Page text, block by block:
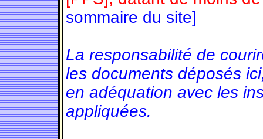
sommaire du site]
La responsabilité de
les documents déposés
en adéquation avec les
appliquées.